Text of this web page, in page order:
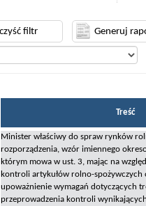
Treść
Minister właściwy do spraw rynków
rozporządzenia, wzór imiennego
którym mowa w ust. 3, mając na
kontroli artykułów rolno-spożywczych
upoważnienie wymagań dotyczących
przeprowadzenia kontroli